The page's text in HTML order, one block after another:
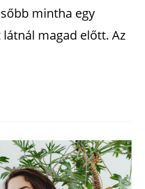
mintha egy
magad előtt. Az